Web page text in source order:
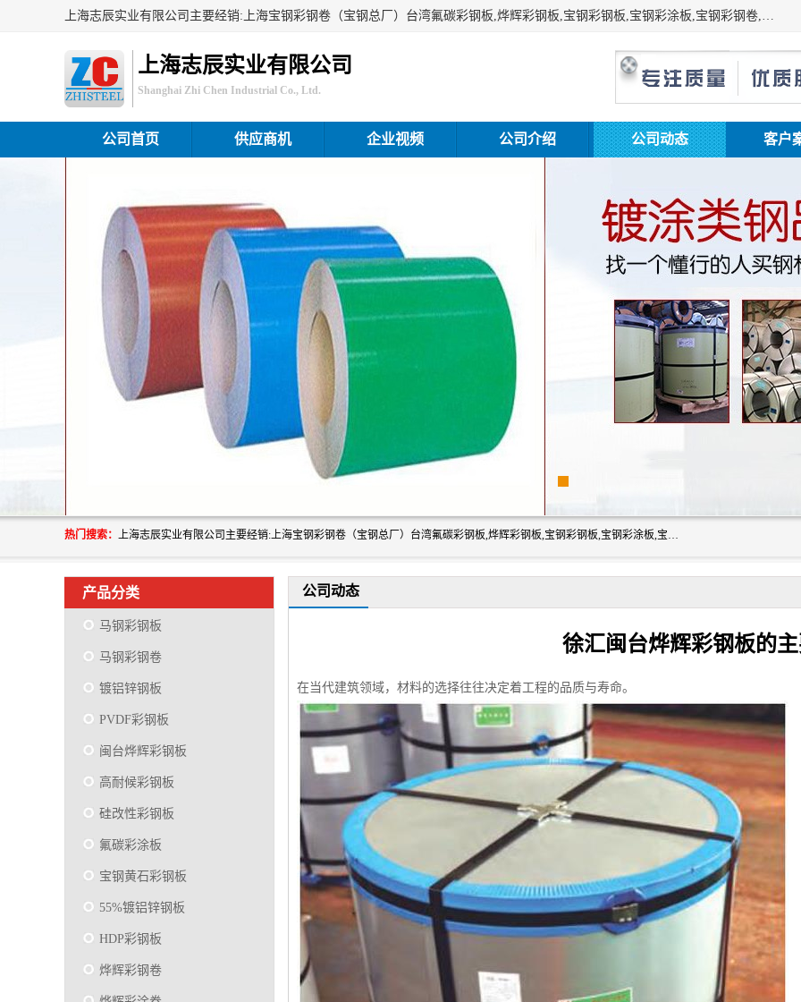
上海志辰实业有限公司主要经销:上海宝钢彩钢卷（宝钢总厂）台湾氟碳彩钢板,烨辉彩钢板,宝钢彩钢板,宝钢彩涂板,宝钢彩钢卷,马钢彩钢板,马钢彩钢卷,镀铝锌钢板,PVDF彩钢板,台湾烨辉彩钢板,高耐候彩钢板,硅改性彩钢板,规格齐全。
上海志辰实业有限公司
Shanghai Zhi Chen Industrial Co., Ltd.
公司首页 供应商机 企业视频 公司介绍 公司动态 客户
热门搜索： 上海志辰实业有限公司主要经销:上海宝钢彩钢卷（宝钢总厂）台湾氟碳彩钢板,烨辉彩钢板,宝钢彩钢板,宝钢彩涂板,宝钢彩钢卷,马钢彩钢板,马钢彩钢卷,镀铝锌钢板,PVDF彩钢板,台湾烨辉彩钢板,高耐候彩钢板,硅改性彩钢板,规格齐全。
产品分类
马钢彩钢板
马钢彩钢卷
镀铝锌钢板
PVDF彩钢板
闽台烨辉彩钢板
高耐候彩钢板
硅改性彩钢板
氟碳彩涂板
宝钢黄石彩钢板
55%镀铝锌钢板
HDP彩钢板
烨辉彩钢卷
公司动态
徐汇闽台烨辉彩钢板的
在当代建筑领域，材料的选择往往决定着工程的品质与寿命。